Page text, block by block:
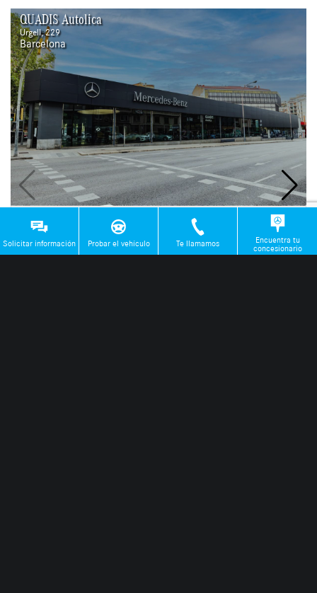
QUADIS Autolica
Urgell, 229
Barcelona
Venta de coches
Servicio de taller
Solicitar información Probar el vehículo Te llamamos
Encuentra tu
concesionario